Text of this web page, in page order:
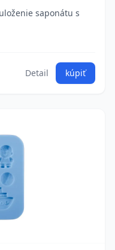
saponátu s
Detail kúpiť